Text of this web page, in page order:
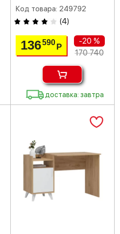
Код товара: 249792
(4)
136590 Р
-20 %
170 740
доставка: завтра